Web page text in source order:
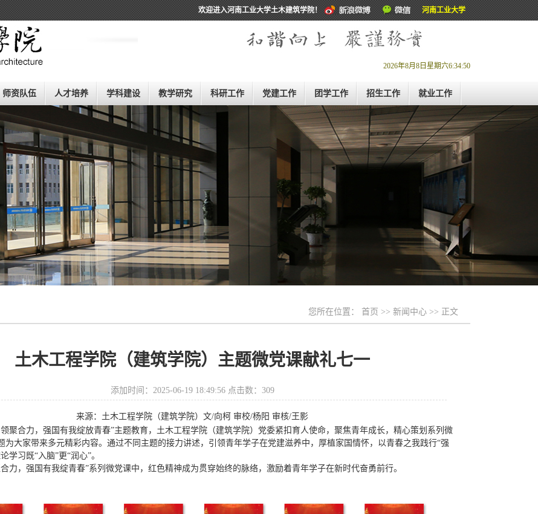
河南工业大学
欢迎进入河南工业大学土木建筑学院！
2026年8月8日星期六6:34:50
师资队伍 人才培养 学科建设 教学研究 科研工作 党建工作 团学工作 招生工作 就业工作
您所在位置： 首页 >> 新闻中心 >> 正文
土木工程学院（建筑学院）主题微党课献礼七一
添加时间：2025-06-19 18:49:56 点击数： 309
来源：土木工程学院（建筑学院）文/向柯 审校/杨阳 审核/王影
聚合力，强国有我绽放青春”主题教育，土木工程学院（建筑学院）党委紧扣育人使命，聚焦青年成长，精心策划系列微
为大家带来多元精彩内容。通过不同主题的接力讲述，引领青年学子在党建滋养中，厚植家国情怀，以青春之我践行“强
学习既“入脑”更“润心”。
力，强国有我绽青春”系列微党课中，红色精神成为贯穿始终的脉络，激励着青年学子在新时代奋勇前行。